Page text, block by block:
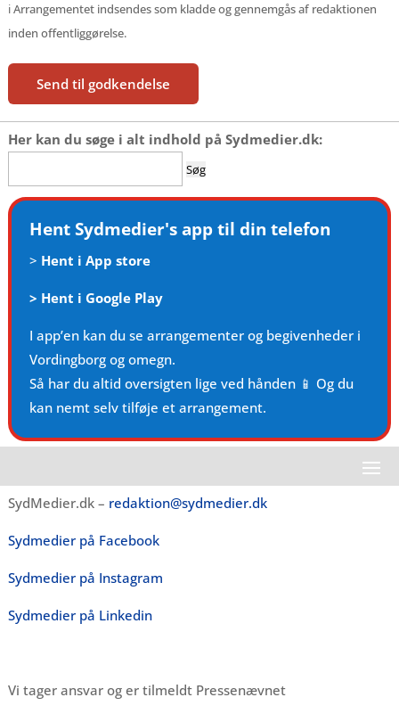
ℹ️ Arrangementet indsendes som kladde og gennemgås af redaktionen
inden offentliggørelse.
Send til godkendelse
Her kan du søge i alt indhold på Sydmedier.dk:
efter:
Hent Sydmedier's app til din telefon
> Hent i App store
> Hent i Google Play
I app’en kan du se arrangementer og begivenheder i
Vordingborg og omegn.
Så har du altid oversigten lige ved hånden 📱 Og du
kan nemt selv tilføje et arrangement.
SydMedier.dk – redaktion@sydmedier.dk
Sydmedier på Facebook
Sydmedier på Instagram
Sydmedier på Linkedin
Vi tager ansvar og er tilmeldt Pressenævnet